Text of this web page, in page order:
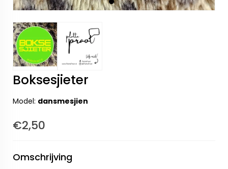
Boksesjieter
Model: dansmesjien
€2,50
Omschrijving